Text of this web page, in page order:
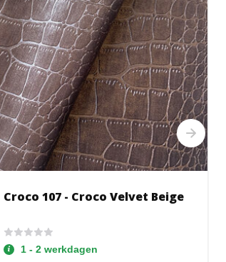
Croco 107 - Croco Velvet Beige
1 - 2 werkdagen